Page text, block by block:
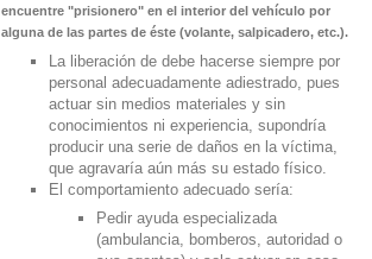
encuentre "prisionero" en el interior del vehículo por
alguna de las partes de éste (volante, salpicadero, etc.).
La liberación de debe hacerse siempre por
personal adecuadamente adiestrado, pues
actuar sin medios materiales y sin
conocimientos ni experiencia, supondría
producir una serie de daños en la víctima,
que agravaría aún más su estado físico.
El comportamiento adecuado sería:
Pedir ayuda especializada
(ambulancia, bomberos, autoridad o